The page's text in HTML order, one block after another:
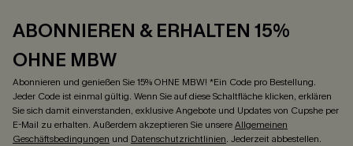
ABONNIEREN & ERHALTEN 15%
OHNE MBW
Abonnieren und genießen Sie 15% OHNE MBW! *Ein Code pro Bestellung.
Jeder Code ist einmal gültig. Wenn Sie auf diese Schaltfläche klicken, erklären
Sie sich damit einverstanden, exklusive Angebote und Updates von Cupshe per
E-Mail zu erhalten. Außerdem akzeptieren Sie unsereAllgemeinen
Geschäftsbedingungen und Datenschutzrichtlinien. Jederzeit abbestellen.